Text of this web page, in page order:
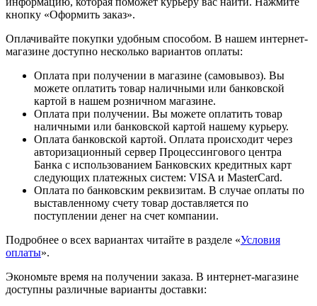
кнопку «Оформить заказ».
Оплачивайте покупки удобным способом. В нашем интернет-
магазине доступно несколько вариантов оплаты:
Оплата при получении в магазине (самовывоз). Вы
можете оплатить товар наличными или банковской
картой в нашем розничном магазине.
Оплата при получении. Вы можете оплатить товар
наличными или банковской картой нашему курьеру.
Оплата банковской картой. Оплата происходит через
авторизационный сервер Процессингового центра
Банка с использованием Банковских кредитных карт
следующих платежных систем: VISA и MasterCard.
Оплата по банковским реквизитам. В случае оплаты по
выставленному счету товар доставляется по
поступлении денег на счет компании.
Подробнее о всех вариантах читайте в разделе «Условия
оплаты».
Экономьте время на получении заказа. В интернет-магазине
доступны различные варианты доставки: